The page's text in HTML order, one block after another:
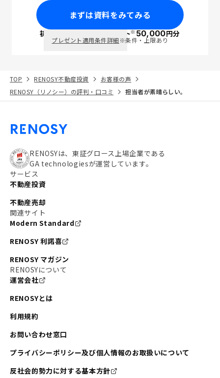
まずは資料をみてみる
初回面談で ポイント※50,000円分
プレゼント適用条件詳細※条件・上限あり
TOP RENOSY不動産投資
お客様の声
RENOSY（リノシー）の評判・口コミ
担当者が素晴らしい。
RENOSYは、東証グロース上場企業である
GA technologiesが運営しています。
サービス
不動産投資
不動産売却
関連サイト
Modern Standard
RENOSY 利諾喜
RENOSY マガジン
RENOSYについて
運営会社
RENOSYとは
利用規約
お問い合わせ窓口
プライバシーポリシー及び個人情報のお取扱いについて
反社会的勢力に対する基本方針